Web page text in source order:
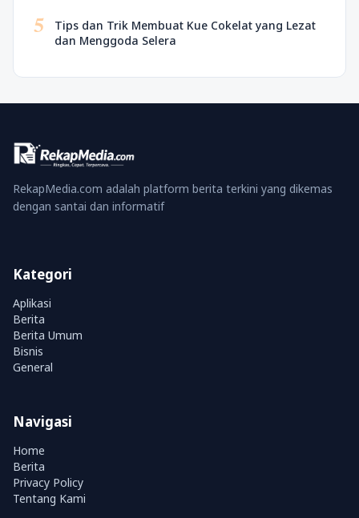
5
Tips dan Trik Membuat Kue Cokelat yang Lezat
dan Menggoda Selera
RekapMedia.com adalah platform berita terkini yang dikemas
dengan santai dan informatif
Kategori
Aplikasi
Berita
Berita Umum
Bisnis
General
Navigasi
Home
Berita
Privacy Policy
Tentang Kami